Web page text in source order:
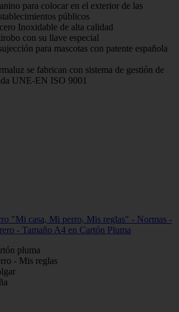
para colocar en el exterior de las
públicos
Inoxidable de alta calidad
con su llave especial
para mascotas con patente española
se fabrican con sistema de gestión de
UNE-EN ISO 9001
"Mi casa, Mi perro, Mis reglas" - Normas -
- Tamaño A4 en Cartón Pluma
pluma
- Mis reglas